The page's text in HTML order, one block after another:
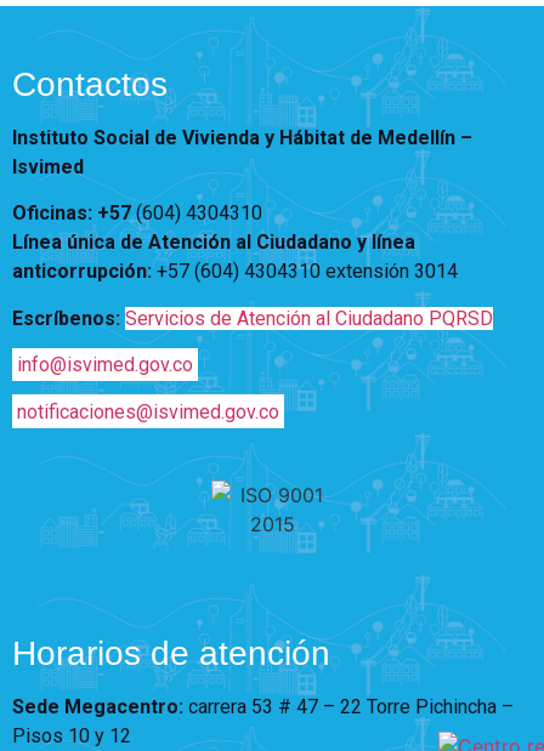
Acompañamiento Social
OPV-JVC
Encuesta de Percepción
fuente
Contraste
Centro de relevo
Más Información sobre Accesibilidad
Contactos
Instituto Social de Vivienda y Hábitat de Medellín –
Isvimed
Oficinas: +57(604) 4304310
Línea única de Atención al Ciudadano y línea
anticorrupción:+57 (604) 4304310 extensión 3014
Escríbenos: Servicios de Atención al Ciudadano PQRSD
info@isvimed.gov.co
notificaciones@isvimed.gov.co
Horarios de atención
Sede Megacentro: carrera 53 # 47 – 22 Torre Pichincha –
Pisos 10 y 12